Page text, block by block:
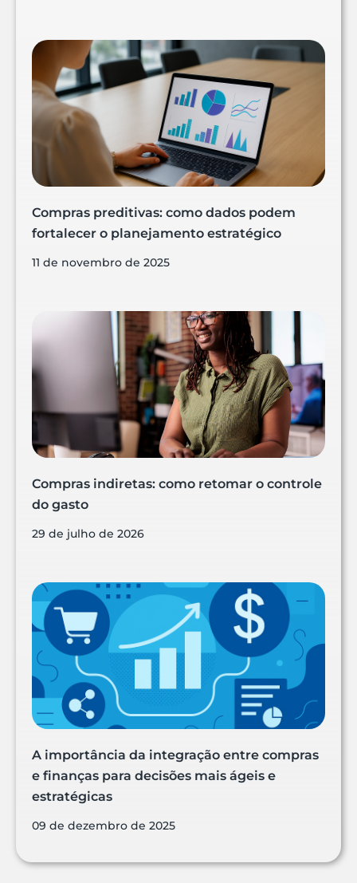
Compras preditivas: como dados podem
fortalecer o planejamento estratégico
11 de novembro de 2025
Compras indiretas: como retomar o controle
do gasto
29 de julho de 2026
A importância da integração entre compras
e finanças para decisões mais ágeis e
estratégicas
09 de dezembro de 2025